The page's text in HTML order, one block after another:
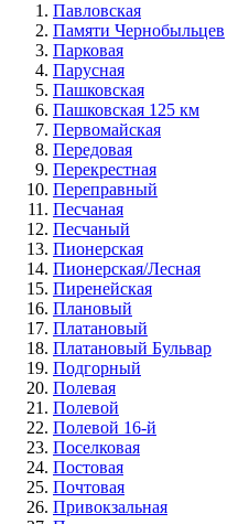
Павловская
Памяти Чернобыльцев
Парковая
Парусная
Пашковская
Пашковская 125 км
Первомайская
Передовая
Перекрестная
Переправный
Песчаная
Песчаный
Пионерская
Пионерская/Лесная
Пиренейская
Плановый
Платановый
Платановый Бульвар
Подгорный
Полевая
Полевой
Полевой 16-й
Поселковая
Постовая
Почтовая
Привокзальная